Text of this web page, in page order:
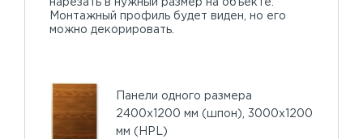
нарезать в нужный размер на объекте.
Монтажный профиль будет виден, но его
можно декорировать.
Панели одного размера
2400х1200 мм (шпон), 3000х1200
мм (HPL)